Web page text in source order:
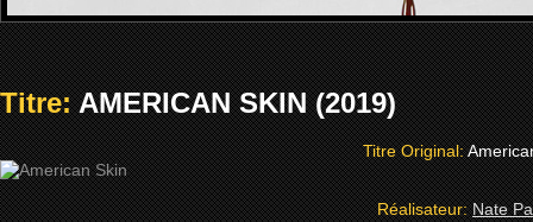
Titre:AMERICAN SKIN (2019)
Titre Original:
Réalisateur:Nate